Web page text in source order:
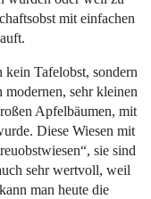
mit einfachen
Tafelobst, sondern
sehr kleinen
Apfelbäumen, mit
Diese Wiesen mit
sie sind
sehr wertvoll, weil
man heute die